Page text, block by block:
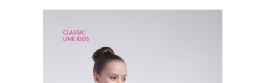
Спортивная Одежда